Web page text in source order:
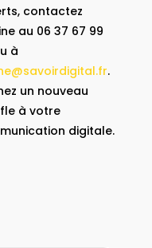
contactez
au 06 37 67 99
à
.
un nouveau
à votre
digitale.